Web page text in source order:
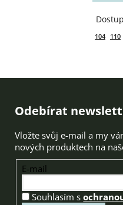
104 110
Zápatí
Odebírat
Vložte svůj e-mail a my
nových produktech na
E-mail
Souhlasím s